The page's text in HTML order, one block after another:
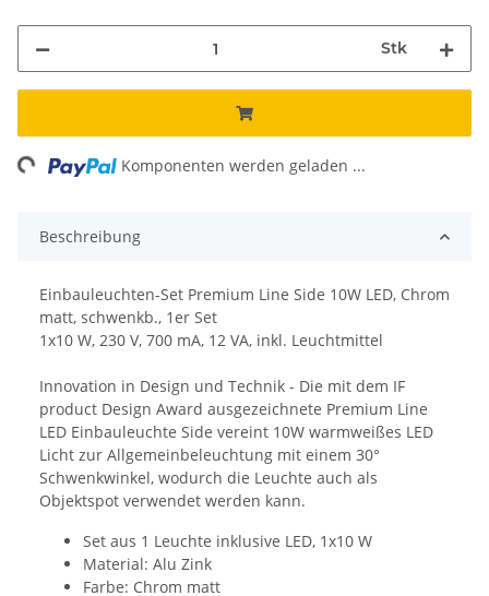
Stk
Komponenten werden geladen ...
Beschreibung
Einbauleuchten-Set Premium Line Side 10W LED, Chrom
matt, schwenkb., 1er Set
1x10 W, 230 V, 700 mA, 12 VA, inkl. Leuchtmittel
Innovation in Design und Technik - Die mit dem IF
product Design Award ausgezeichnete Premium Line
LED Einbauleuchte Side vereint 10W warmweißes LED
Licht zur Allgemeinbeleuchtung mit einem 30°
Schwenkwinkel, wodurch die Leuchte auch als
Objektspot verwendet werden kann.
Set aus 1 Leuchte inklusive LED, 1x10 W
Material: Alu Zink
Farbe: Chrom matt